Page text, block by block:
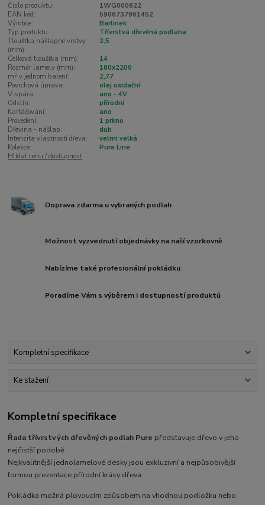
Číslo produktu:
1WG000622
EAN kód:
5906737961452
Výrobce:
Barlinek
Typ produktu:
Třívrstvá dřevěná podlaha
Tloušťka nášlapné vrstvy
(mm):
2,5
Celková tloušťka (mm):
14
Rozměr lamely (mm):
180x2200
m² v jednom balení:
2,77
Povrchová úprava:
olej oxidační
V-spára:
ano - 4V
Odstín:
přírodní
Kartáčování:
ano
Provedení:
1 prkno
Dřevina - nášlap:
dub
Intenzita vlastností dřeva:
velmi velká
Kolekce:
Pure Line
Hlídat cenu / dostupnost
Doprava zdarma u vybraných podlah
Možnost vyzvednutí objednávky na naší vzorkovně
Nabízíme také profesionální pokládku
Poradíme Vám s výběrem i dostupností produktů
Kompletní specifikace
Ke stažení
Kompletní specifikace
Řada třívrstvých dřevěných podlah Pure představuje dřevo v jeho
nejčistší podobě.
Nejkvalitnější jednolamelové desky jsou exkluzivní a nejpůsobivější
formou prezentace přírodní krásy dřeva.
Pokládka možná plovoucím způsobem na vhodnou podložku nebo